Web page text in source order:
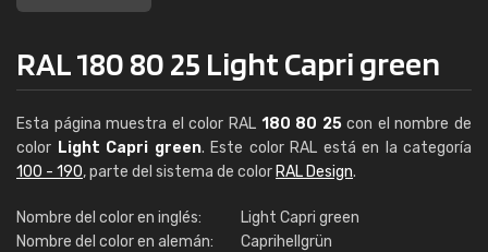
RAL 180 80 25 Light Capri green
Esta página muestra el color RAL 180 80 25con el nombre de
color Light Capri green. Este color RAL está en la categoría
100 - 190, parte del sistema de color RAL Design.
Nombre del color en inglés:
Light Capri green
Nombre del color en alemán:
Caprihellgrün